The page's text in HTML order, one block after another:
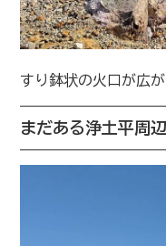
すり鉢状の火口が広が
まだある浄土平周